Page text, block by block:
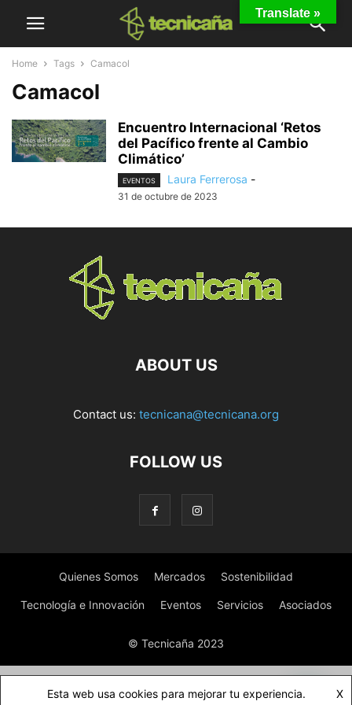
Home Tags Camacol
Camacol
Encuentro Internacional ‘Retos
del Pacífico frente al Cambio
Climático’
EVENTOS Laura Ferrerosa -
31 de octubre de 2023
ABOUT US
Contact us: tecnicana@tecnicana.org
FOLLOW US
Quienes Somos Mercados Sostenibilidad
Tecnología e Innovación Eventos Servicios Asociados
© Tecnicaña 2023
Translate »
Esta web usa cookies para mejorar tu experiencia.
X